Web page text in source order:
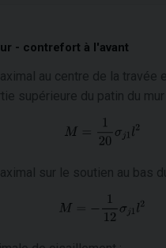
- contrefort à l'avant
au centre de la travée
supérieure du patin du mur :
sur le soutien au bas